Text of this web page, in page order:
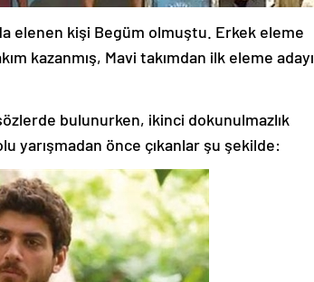
elenen kişi Begüm olmuştu. Erkek eleme
kazanmış, Mavi takımdan ilk eleme adayı
bulunurken, ikinci dokunulmazlık
yarışmadan önce çıkanlar şu şekilde: